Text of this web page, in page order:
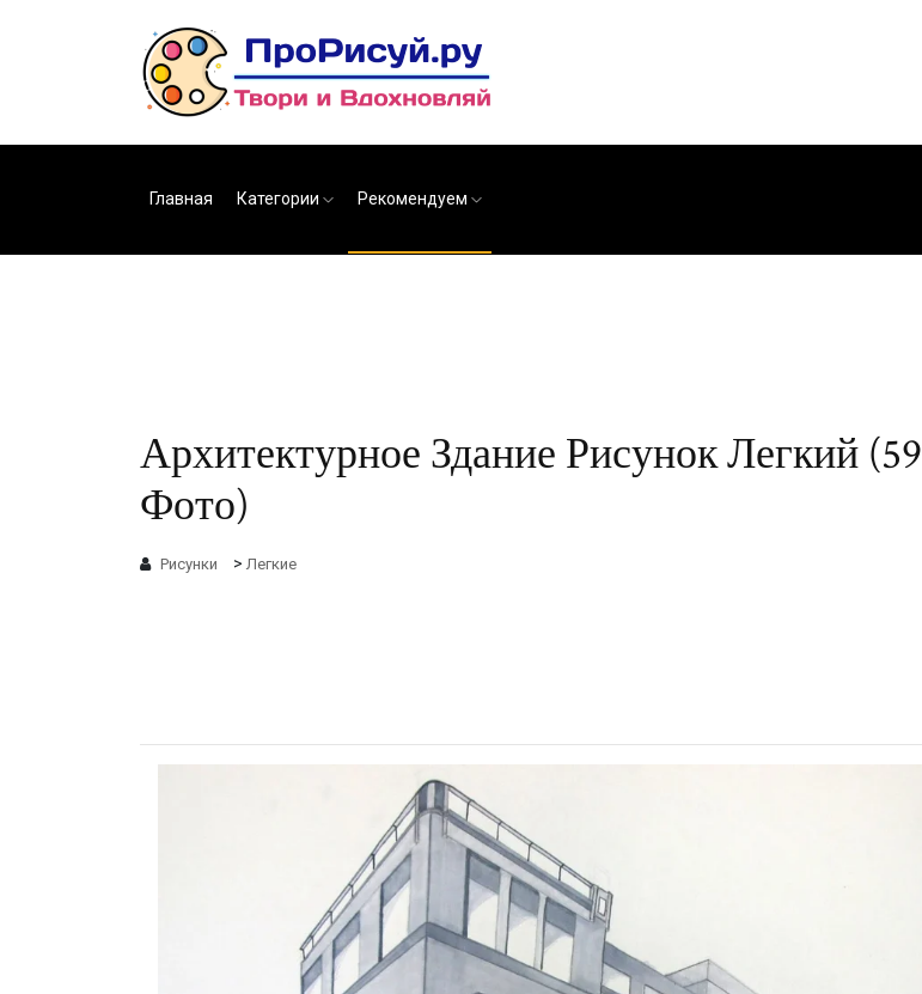
Главная Категории Рекомендуем
Архитектурное Здание Рисунок Легкий (59
Фото)
Рисунки > Легкие